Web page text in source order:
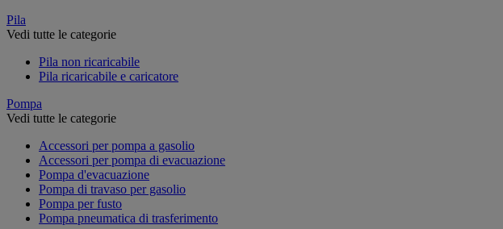
Pila
Vedi tutte le categorie
Pila non ricaricabile
Pila ricaricabile e caricatore
Pompa
Vedi tutte le categorie
Accessori per pompa a gasolio
Accessori per pompa di evacuazione
Pompa d'evacuazione
Pompa di travaso per gasolio
Pompa per fusto
Pompa pneumatica di trasferimento